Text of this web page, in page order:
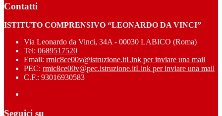
Contatti
ISTITUTO COMPRENSIVO “LEONARDO DA VINCI”
Via Leonardo da Vinci, 34A - 00030 LABICO (Roma)
Tel: 0689517520
Email: rmic8ce00v@istruzione.itLink per inviare una mail
PEC: rmic8ce00v@pec.istruzione.itLink per inviare una mail
C.F.: 93016930583
Seguici su